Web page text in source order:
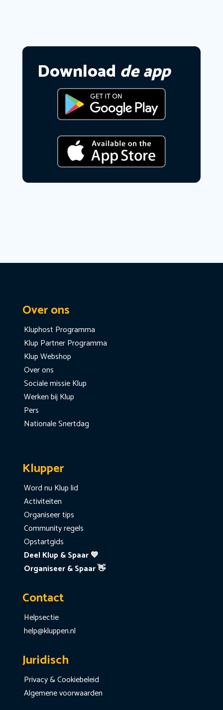
Download de app
Over ons
Kluphost Programma
Klup Partner Programma
Klup Webshop
Over ons
Sociale missie Klup
Werken bij Klup
Pers
Nationale Snertdag
Klupper
Word nu Klup lid
Activiteiten
Organiseer tips
Community regels
Opstartgids
Deel Klup & Spaar 💙
Organiseer & Spaar 👋
Contact
Helpsectie
help@kluppen.nl
Juridisch
Privacy & Cookiebeleid
Algemene voorwaarden